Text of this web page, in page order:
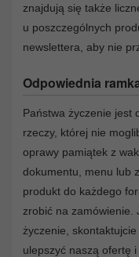
znajdują się także
u poszczególnych
newslettera, aby nie
Odpowiednia
Państwa życzenie jest
rzeczy, której nie
oprawy pamiątek z
dokumentu, menu lub
produkt do każdego
zrobić na zamówienie.
życzenie,
ulepszyć naszą ofertę